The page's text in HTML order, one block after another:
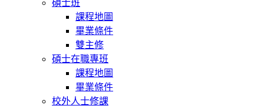
碩士班
課程地圖
畢業條件
雙主修
碩士在職專班
課程地圖
畢業條件
校外人士修課